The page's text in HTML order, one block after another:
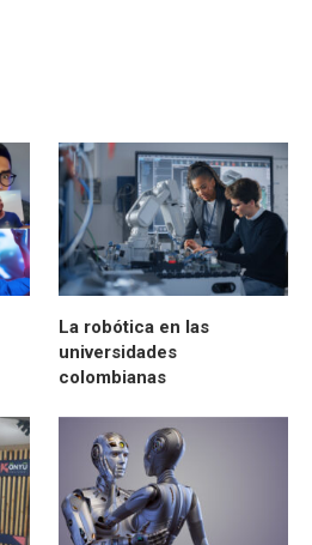
La robótica en las
universidades
colombianas